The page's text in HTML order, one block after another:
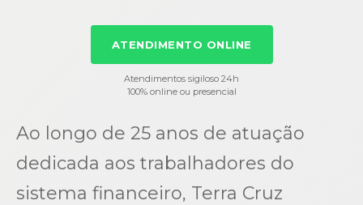
ATENDIMENTO ONLINE
Atendimentos sigiloso 24h
100% online ou presencial
Ao longo de 25 anos de atuação
dedicada aos trabalhadores do
sistema financeiro, Terra Cruz